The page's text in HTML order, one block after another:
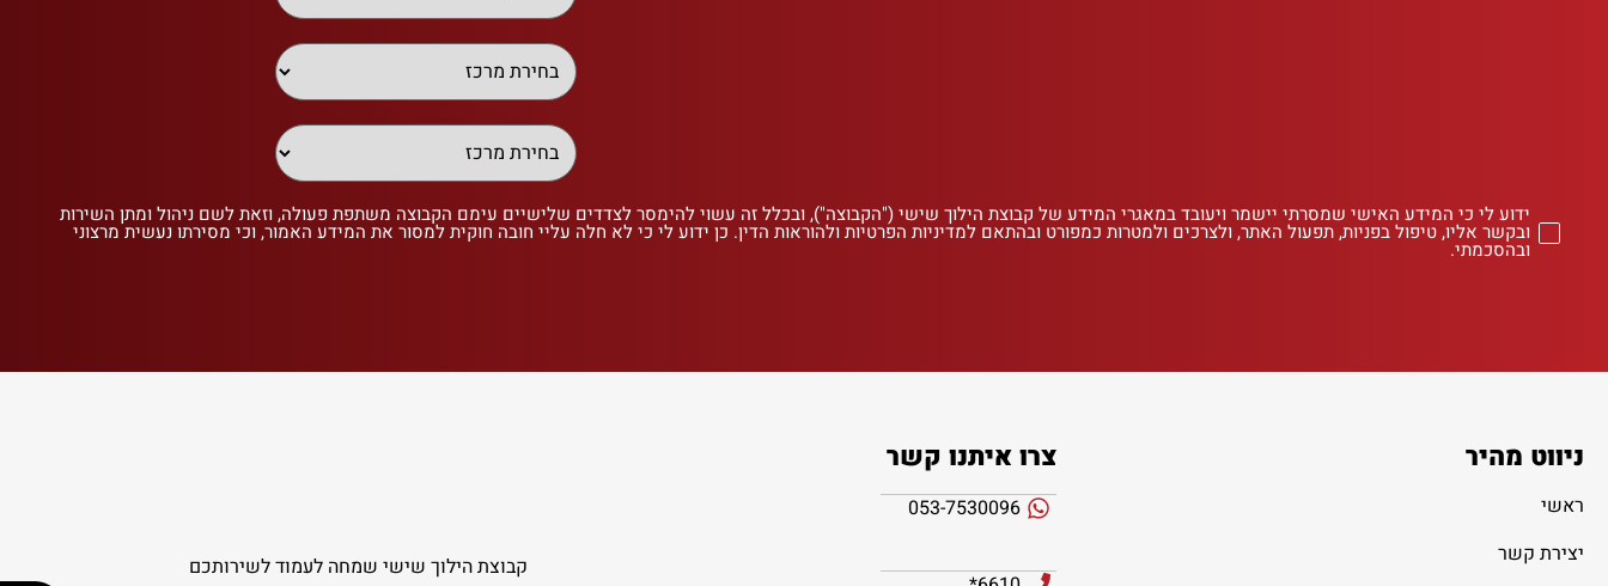
ידוע לי כי המידע האישי שמסרתי יישמר ויעובד במאגרי המידע של קבוצת הילוך שישי ("הקבוצה"), ובכלל זה עשוי להימסר לצדדים שלישיים עימם הקבוצה משתפת פעולה, וזאת לשם ניהול ומתן השירות
ובקשר אליו, טיפול בפניות, תפעול האתר, ולצרכים ולמטרות כמפורט ובהתאם למדיניות הפרטיות ולהוראות הדין. כן ידוע לי כי לא חלה עליי חובה חוקית למסור את המידע האמור, וכי מסירתו נעשית מרצוני
ובהסכמתי.
ניווט מהיר
ראשי
יצירת קשר
צרו איתנו קשר
053-7530096
קבוצת הילוך שישי שמחה לעמוד לשירותכם